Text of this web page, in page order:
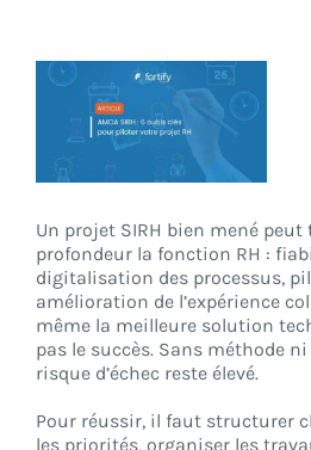
Support
Voir
l'image
agrandie
Un projet SIRH bien mené
profondeur la fonction RH :
digitalisation des processus,
amélioration de l’expérience
même la meilleure solution
pas le succès. Sans méthode
risque d’échec reste élevé.
Pour réussir, il faut structurer
les priorités, organiser les